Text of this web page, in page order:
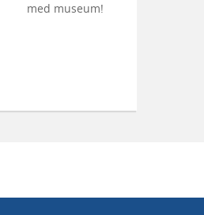
med museum!